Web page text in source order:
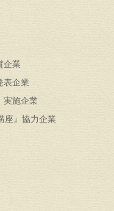
企業
表企業
実施企業
座』協力企業